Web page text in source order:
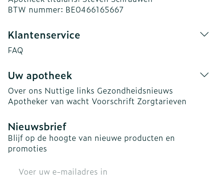
BTW nummer: BE0466165667
Klantenservice
FAQ
Uw apotheek
Over ons Nuttige links Gezondheidsnieuws
Apotheker van wacht Voorschrift Zorgtarieven
Nieuwsbrief
Blijf op de hoogte van nieuwe producten en
promoties